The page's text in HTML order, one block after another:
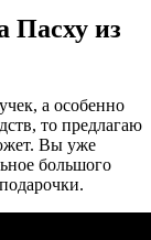
Пасху из
а особенно
то предлагаю
Вы уже
большого